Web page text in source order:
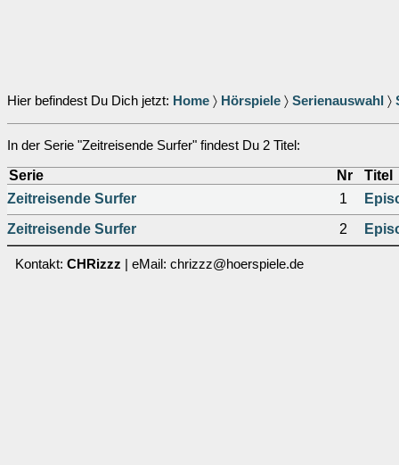
Hier befindest Du Dich jetzt: Home 〉 Hörspiele 〉 Serienauswahl 〉
In der Serie "Zeitreisende Surfer" findest Du 2 Titel:
Serie Nr
Titel
Zeitreisende Surfer
1
Zeitreisende Surfer
2
Kontakt: CHRizzz | eMail: chrizzz@hoerspiele.de